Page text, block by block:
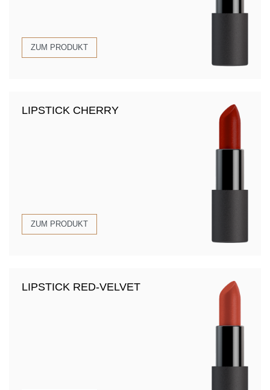
ZUM PRODUKT
LIPSTICK CHERRY
ZUM PRODUKT
LIPSTICK RED-VELVET